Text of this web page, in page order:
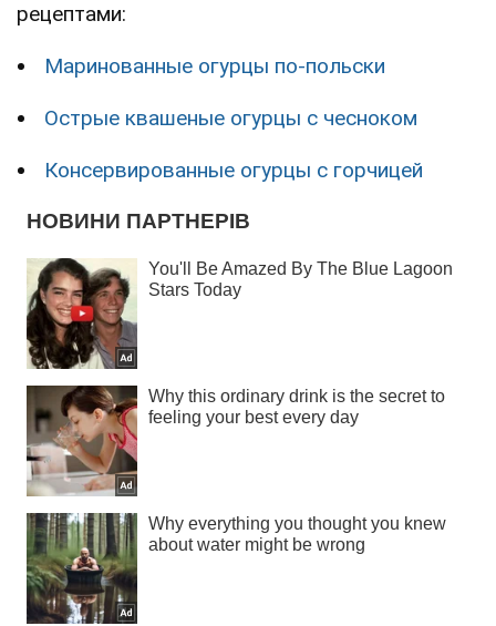
рецептами:
Маринованные огурцы по-польски
Острые квашеные огурцы с чесноком
Консервированные огурцы с горчицей